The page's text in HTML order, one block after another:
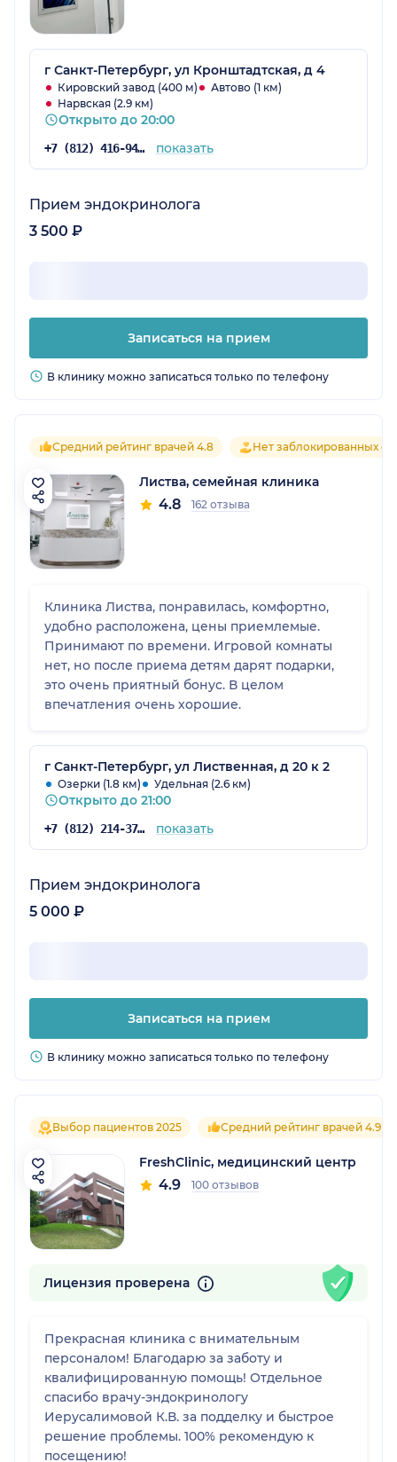
г Санкт-Петербург, ул Кронштадтская, д 4
Кировский завод (400 м)
Автово (1 км)
Нарвская (2.9 км)
Открыто до 20:00
+7 (812) 416-94-92 показать
Прием эндокринолога
3 500 ₽
Записаться на прием
В клинику можно записаться только по телефону
Средний рейтинг врачей 4.8 Нет заблокированных
Листва, семейная клиника
4.8 162 отзыва
Клиника Листва, понравилась, комфортно,
удобно расположена, цены приемлемые.
Принимают по времени. Игровой комнаты
нет, но после приема детям дарят подарки,
это очень приятный бонус. В целом
впечатления очень хорошие.
г Санкт-Петербург, ул Лиственная, д 20 к 2
Озерки (1.8 км) Удельная (2.6 км)
Открыто до 21:00
+7 (812) 214-37-93 показать
Прием эндокринолога
5 000 ₽
Записаться на прием
В клинику можно записаться только по телефону
Выбор пациентов 2025 Средний рейтинг врачей 4.9
FreshClinic, медицинский центр
4.9 100 отзывов
Лицензия проверена
Прекрасная клиника с внимательным
персоналом! Благодарю за заботу и
квалифицированную помощь! Отдельное
спасибо врачу-эндокринологу
Иерусалимовой К.В. за подделку и быстрое
решение проблемы. 100% рекомендую к
посещению!